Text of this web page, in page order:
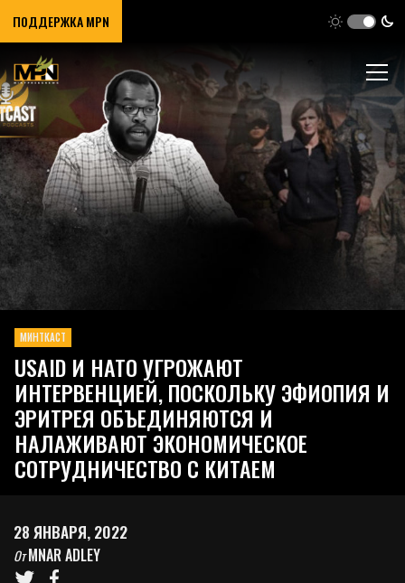
ПОДДЕРЖКА MPN
МИНТКАСТ
USAID И НАТО УГРОЖАЮТ
ИНТЕРВЕНЦИЕЙ, ПОСКОЛЬКУ ЭФИОПИЯ И
ЭРИТРЕЯ ОБЪЕДИНЯЮТСЯ И
НАЛАЖИВАЮТ ЭКОНОМИЧЕСКОЕ
СОТРУДНИЧЕСТВО С КИТАЕМ
28 ЯНВАРЯ, 2022
ОтMNAR ADLEY